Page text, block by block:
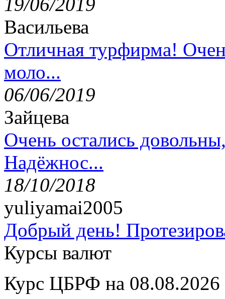
Васильева
Отличная турфирма!
моло...
06/06/2019
Зайцева
Очень остались
Надёжнос...
18/10/2018
yuliyamai2005
Добрый день!
Курсы валют
Курс ЦБРФ на 08.08.2026